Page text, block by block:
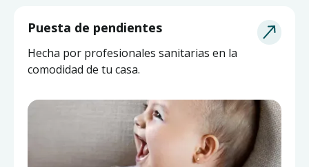
Puesta de pendientes
Hecha por profesionales sanitarias en la
comodidad de tu casa.